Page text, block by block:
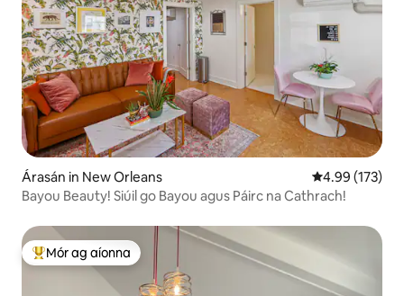
Árasán in New Orleans Meánrátáil
4.99 (173)
Bayou Beauty! Siúil go Bayou agus Páirc na Cathrach!
An-mhór ag aíonna
Mór ag aíonna